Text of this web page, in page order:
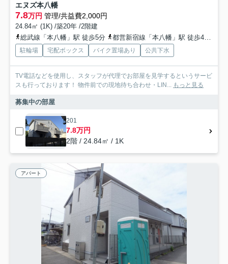
エヌズ本八幡
7.8万円 管理/共益費2,000円
24.84㎡ (1K) /築20年 /2階建
総武線「本八幡」駅 徒歩5分
都営新宿線「本八幡」駅 徒歩4分
駐輪場 宅配ボックス バイク置場あり 公共下水
TV電話などを使用し、スタッフが代理でお部屋を見学するというサービ
スも行っております！ 物件前での現地待ち合わせ・LIN... もっと見る
募集中の部屋
201
7.8万円
2階 / 24.84㎡ / 1K
アパート